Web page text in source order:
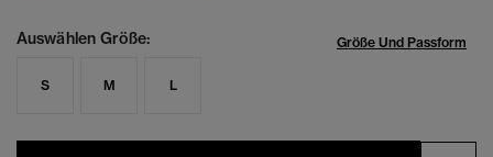
Auswählen Größe: Größe Und Passform
S M L